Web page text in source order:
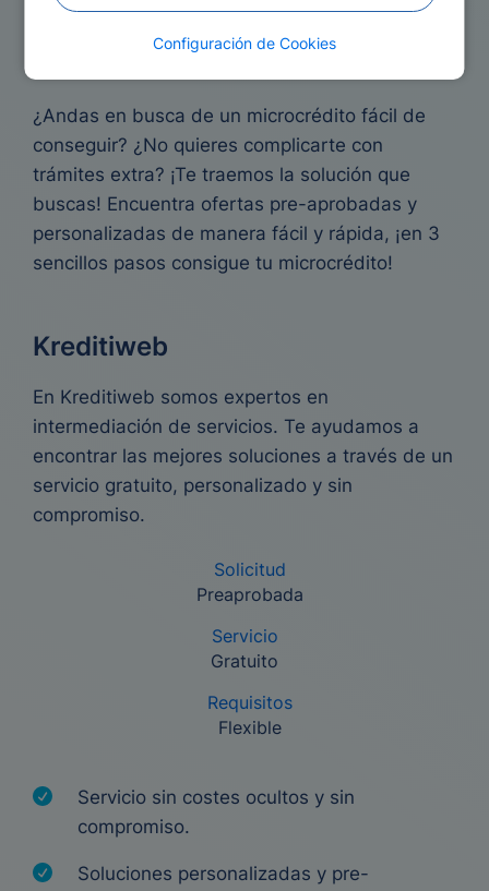
Configuración de Cookies
Microcréditos fáciles de
conseguir
¿Andas en busca de un microcrédito fácil de
conseguir? ¿No quieres complicarte con
trámites extra? ¡Te traemos la solución que
buscas! Encuentra ofertas pre-aprobadas y
personalizadas de manera fácil y rápida, ¡en 3
sencillos pasos consigue tu microcrédito!
Kreditiweb
En Kreditiweb somos expertos en
intermediación de servicios. Te ayudamos a
encontrar las mejores soluciones a través de un
servicio gratuito, personalizado y sin
compromiso.
Solicitud
Preaprobada
Servicio
Gratuito
Requisitos
Flexible
Servicio sin costes ocultos y sin
compromiso.
Soluciones personalizadas y pre-